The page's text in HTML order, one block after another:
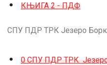
КЊИГА 2 - ПДФ
СПУ ПДР ТРК Језеро
0 СПУ ПДР ТРК